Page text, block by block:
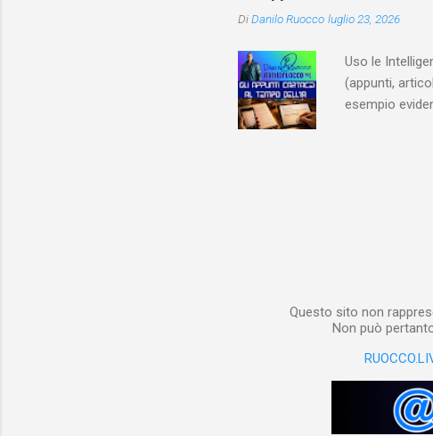
interessata a
DiDanilo Ruocco luglio 23, 2026
Uso le
(appunti,
esempio
Notebook
Questo sito non
Non può